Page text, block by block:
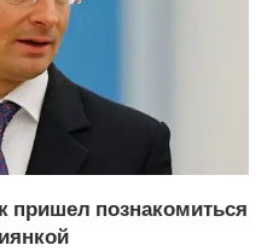
познакомиться